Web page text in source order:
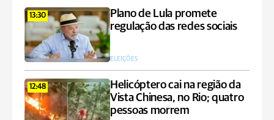
13:30
Plano de Lula promete
regulação das redes sociais
ELEIÇÕES
12:48
Helicóptero cai na região da
Vista Chinesa, no Rio; quatro
pessoas morrem